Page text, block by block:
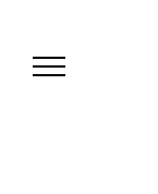
springen